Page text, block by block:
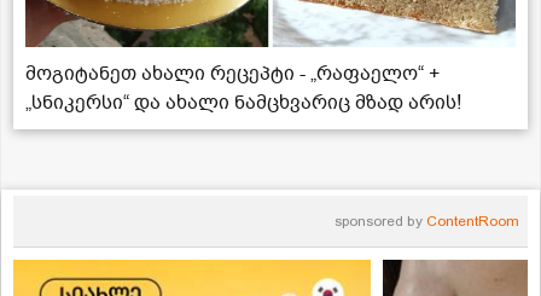
მოგიტანეთ ახალი რეცეპტი - „რაფაელო“ +
„სნიკერსი“ და ახალი ნამცხვარიც მზად არის!
sponsored by ContentRoom